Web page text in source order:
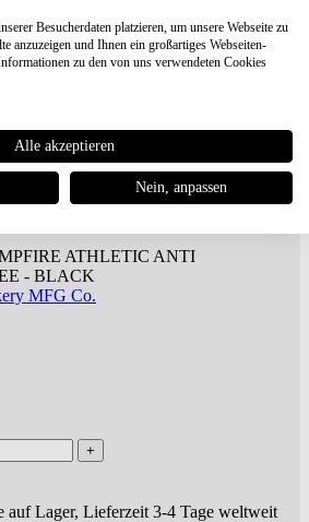
Co. CAMPFIRE
MOSQUITO TEE -
Lieferung oder Buch dabei ***
ATHLETIC ANTI
- BLACK
MFG Co.
auf Lager, Lieferzeit 3-4 Tage weltweit
Besucherdaten platzieren, um unsere Webseite zu
anzuzeigen und Ihnen ein großartiges Webseiten-
zu den von uns verwendeten Cookies
Alle akzeptieren
Nein, anpassen